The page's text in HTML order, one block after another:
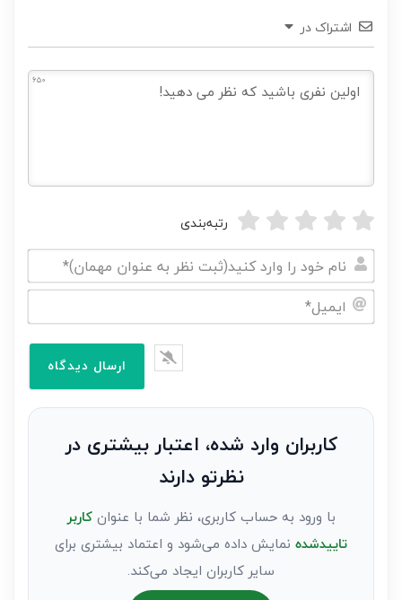
اشتراک در
650
رتبه‌بندی
نام
خود
نظر
کاربران وارد شده، اعتبار بیشتری در
نظرتو دارند
با ورود به حساب کاربری، نظر شما با عنوانکاربر
تاییدشده نمایش داده می‌شود و اعتماد بیشتری برای
سایر کاربران ایجاد می‌کند.